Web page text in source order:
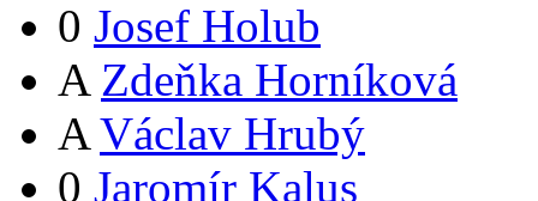
0 Josef Holub
A Zdeňka Horníková
A Václav Hrubý
0 Jaromír Kalus